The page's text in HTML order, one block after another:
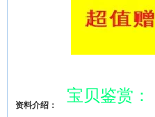
资料介绍：
宝贝鉴赏：